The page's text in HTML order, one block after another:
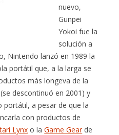
nuevo,
Gunpei
Yokoi fue la
solución a
Nintendo lanzó en 1989 la
portátil que, a la larga se
más longeva de la
descontinuó en 2001) y
portátil, a pesar de que la
con productos de
Lynx o laGame Gearde